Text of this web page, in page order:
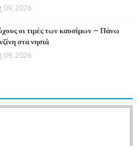
09, 2026
οι τιμές των καυσίμων – Πάνω
στα νησιά
09, 2026